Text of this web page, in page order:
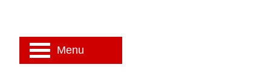
Menu